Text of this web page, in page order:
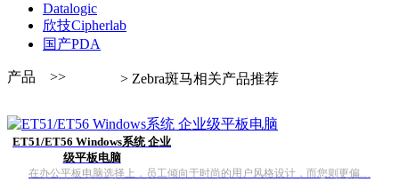
Datalogic
欣技Cipherlab
国产PDA
产品 >> > Zebra斑马相关产品推荐
ET51/ET56 Windows系统 企业
级平板电脑
在办公平板电脑选择上，员工倾向于时尚的用户风格设计，而您则更偏…